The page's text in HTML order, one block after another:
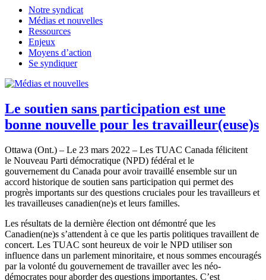
Notre syndicat
Médias et nouvelles
Ressources
Enjeux
Moyens d’action
Se syndiquer
Le soutien sans participation est une
bonne nouvelle pour les travailleur(euse)s
Ottawa (Ont.) – Le 23 mars 2022 – Les TUAC Canada félicitent
le Nouveau Parti démocratique (NPD) fédéral et le
gouvernement du Canada pour avoir travaillé ensemble sur un
accord historique de soutien sans participation qui permet des
progrès importants sur des questions cruciales pour les travailleurs et
les travailleuses canadien(ne)s et leurs familles.
Les résultats de la dernière élection ont démontré que les
Canadien(ne)s s’attendent à ce que les partis politiques travaillent de
concert. Les TUAC sont heureux de voir le NPD utiliser son
influence dans un parlement minoritaire, et nous sommes encouragés
par la volonté du gouvernement de travailler avec les néo-
démocrates pour aborder des questions importantes. C’est